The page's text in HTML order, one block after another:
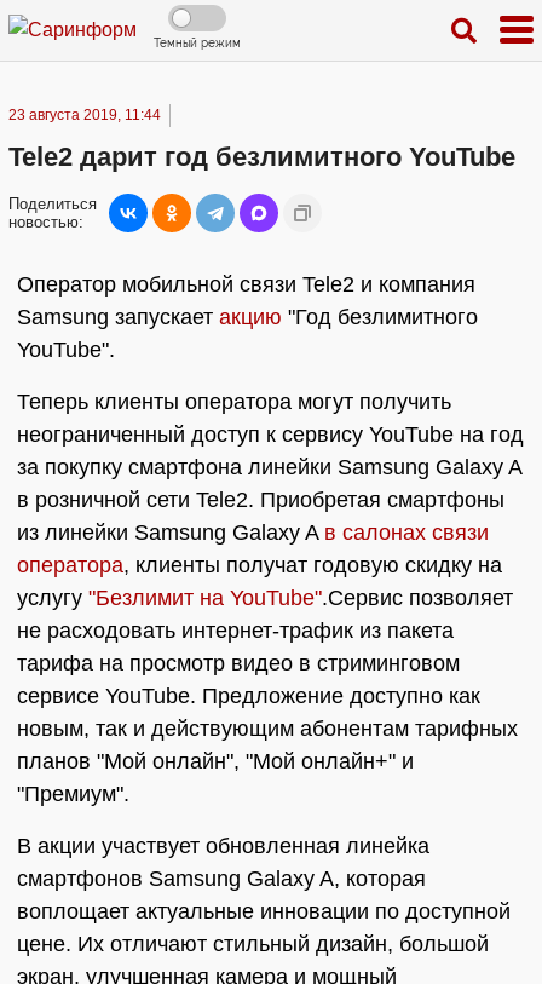
Темный режим
23 августа 2019, 11:44
Tele2 дарит год безлимитного YouTube
Поделиться
новостью:
Оператор мобильной связи Tele2 и компания
Samsung запускает акцию "Год безлимитного
YouTube".
Теперь клиенты оператора могут получить
неограниченный доступ к сервису YouTube на год
за покупку смартфона линейки Samsung Galaxy A
в розничной сети Tele2. Приобретая смартфоны
из линейки Samsung Galaxy A в салонах связи
оператора, клиенты получат годовую скидку на
услугу "Безлимит на YouTube".Сервис позволяет
не расходовать интернет-трафик из пакета
тарифа на просмотр видео в стриминговом
сервисе YouTube. Предложение доступно как
новым, так и действующим абонентам тарифных
планов "Мой онлайн", "Мой онлайн+" и
"Премиум".
В акции участвует обновленная линейка
смартфонов Samsung Galaxy A, которая
воплощает актуальные инновации по доступной
цене. Их отличают стильный дизайн, большой
экран, улучшенная камера и мощный